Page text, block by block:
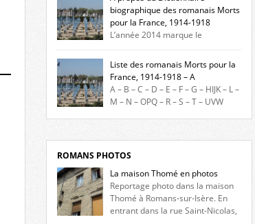
biographique des romanais Morts
pour la France, 1914-1918
L’année 2014 marque le
centenaire du début de la Première Guerre
Mondiale et ce dictionnaire biographique veut
rendre hommage aux romanais Morts pour la
France durant ce conflit. La base de cette
recherche historique est constituée des noms
gravés sur les plaques commémoratives de
l’Hôtel de Ville, du lycée du Dauphiné et du lycée
Liste des romanais Morts pour la
France, 1914-1918 – A
A – B – C – D – E – F – G – HIJK – L –
M – N – OPQ – R – S – T – UVW
par cette lettre. Liste des romanais […]
ROMANS PHOTOS
La maison Thomé en photos
Reportage photo dans la maison
Thomé à Romans-sur-Isère. En
entrant dans la rue Saint-Nicolas,